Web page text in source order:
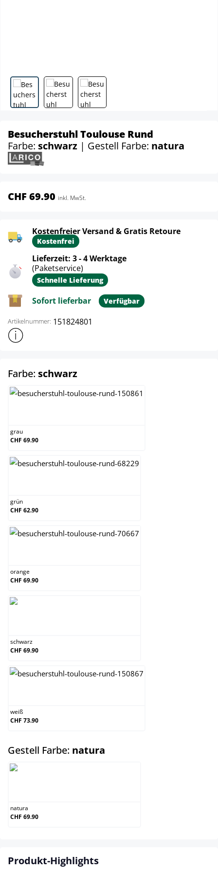
Besucherstuhl Toulouse Rund
Farbe: schwarz | Gestell Farbe: natura
CHF 69.90 inkl. MwSt.
Kostenfreier Versand & Gratis Retoure
Kostenfrei
Lieferzeit: 3 - 4 Werktage
(Paketservice)
Schnelle Lieferung
Sofort lieferbar Verfügbar
Artikelnummer: 151824801
Weitere Produktinformationen anzeigen
Farbe: schwarzauswählen
grau
CHF 69.90
grün
CHF 62.90
orange
CHF 69.90
schwarz
CHF 69.90
weiß
CHF 73.90
Gestell Farbe: natura
natura
CHF 69.90
Produkt-Highlights